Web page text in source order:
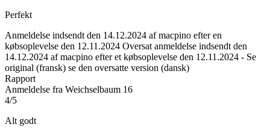
Perfekt
Anmeldelse indsendt den 14.12.2024 af macpino efter en
købsoplevelse den 12.11.2024 Oversat anmeldelse indsendt den
14.12.2024 af macpino efter et købsoplevelse den 12.11.2024 - Se
original (fransk) se den oversatte version (dansk)
Rapport
Anmeldelse fra Weichselbaum 16
4/5
Alt godt